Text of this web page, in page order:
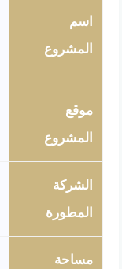
اسم
المشروع
موقع
المشروع
الشركة
المطورة
مساحة